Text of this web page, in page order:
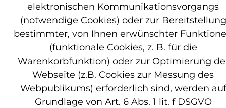
elektronischen Kommunikationsvorgangs
(notwendige Cookies) oder zur Bereitstellung
bestimmter, von Ihnen erwünschter
(funktionale Cookies, z. B. für die
Warenkorbfunktion) oder zur Optimierung
Webseite (z.B. Cookies zur Messung des
Webpublikums) erforderlich sind, werden auf
Grundlage von Art. 6 Abs. 1 lit. f DSGVO